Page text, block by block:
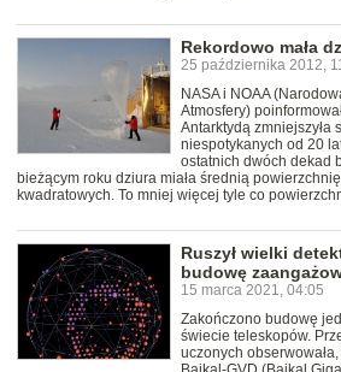
Rekordowo mała
25 października 2012,
NASA i NOAA
Atmosfery)
Antarktydą zmniejszyła
niespotykanych od 20
ostatnich dwóch dekad
bieżącym roku dziura miała średnią
kwadratowych. To mniej więcej tyle co
Ruszył wielki
budowę
15 marca 2021, 04:05
Zakończono budowę
świecie teleskopów.
uczonych